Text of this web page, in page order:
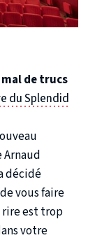
de trucs
du Splendid
décidé
vous faire
rire est trop
votre